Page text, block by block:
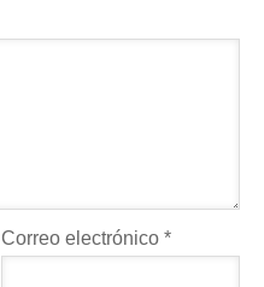
Correo electrónico*